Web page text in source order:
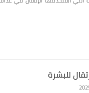
للبشرة